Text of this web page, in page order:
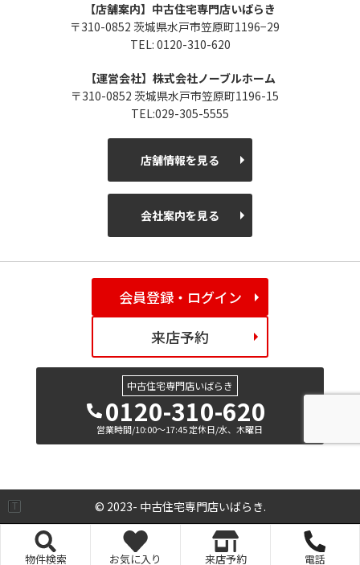
【店舗案内】中古住宅専門店いばらき
〒310-0852 茨城県水戸市笠原町1196−29
TEL: 0120-310-620
【運営会社】株式会社ノーブルホーム
〒310-0852 茨城県水戸市笠原町1196-15
TEL:029-305-5555
店舗情報を見る
会社案内を見る
会員登録・ログイン
来店予約
中古住宅専門店いばらき
0120-310-620
営業時間/10:00～17:45 定休日/水、木曜日
物件検索 お気に入り 来店予約 電話
© 2023- 中古住宅専門店いばらき.